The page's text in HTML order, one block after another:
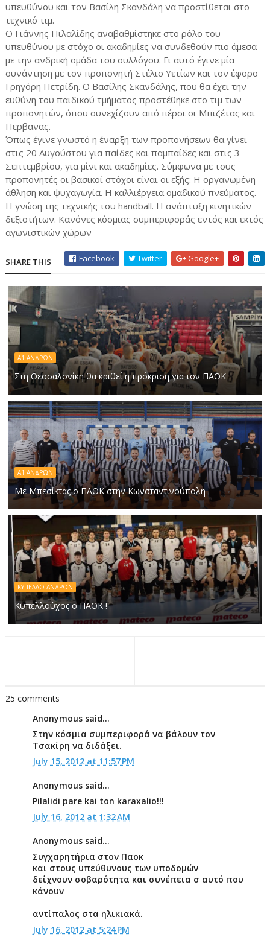
υπευθύνου και τον Βασίλη Σκανδάλη να προστίθεται στο
τεχνικό τιμ.
Ο Γιάννης Πιλαλίδης αναβαθμίστηκε στο ρόλο του
υπευθύνου με στόχο οι ακαδημίες να συνδεθούν πιο άμεσα
με την ανδρική ομάδα του συλλόγου. Γι αυτό έγινε μία
συνάντηση με τον προπονητή Στέλιο Υετίων και τον έφορο
Γρηγόρη Πετρίδη. Ο Βασίλης Σκανδάλης, που θα έχει την
ευθύνη του παιδικού τμήματος προστέθηκε στο τιμ των
προπονητών, όπου συνεχίζουν από πέρσι οι Μπιζέτας και
Περβανας.
Όπως έγινε γνωστό η έναρξη των προπονήσεων θα γίνει
στις 20 Αυγούστου για παίδες και παμπαίδες και στις 3
Σεπτεμβρίου, για μίνι και ακαδημίες. Σύμφωνα με τους
προπονητές οι βασικοί στόχοι είναι οι εξής: Η οργανωμένη
άθληση και ψυχαγωγία. Η καλλιέργεια ομαδικού πνεύματος.
Η γνώση της τεχνικής του handball. Η ανάπτυξη κινητικών
δεξιοτήτων. Κανόνες κόσμιας συμπεριφοράς εντός και εκτός
αγωνιστικών χώρων
SHARE THIS Facebook Twitter Google+
Α1 ΑΝΔΡΏΝ
Στη Θεσσαλονίκη θα κριθεί η πρόκριση για τον ΠΑΟΚ
A1 ΑΝΔΡΏΝ
Με Μπεσίκτας ο ΠΑΟΚ στην Κωνσταντινούπολη
ΚΥΠΕΛΛΟ ΑΝΔΡΩΝ
Κυπελλούχος ο ΠΑΟΚ !
25 comments
Anonymous said...
Στην κόσμια συμπεριφορά να βάλουν τον
Τσακίρη να διδάξει.
July 15, 2012 at 11:57 PM
Anonymous said...
Pilalidi pare kai ton karaxalio!!!
July 16, 2012 at 1:32 AM
Anonymous said...
Συγχαρητήρια στον Παοκ
και στους υπεύθυνους των υποδομών
δείχνουν σοβαρότητα και συνέπεια σ αυτό που
κάνουν
αντίπαλος στα ηλικιακά.
July 16, 2012 at 5:24 PM